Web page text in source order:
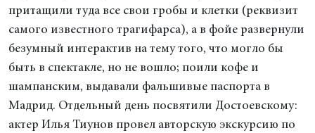
притащили туда все свои гробы и клетки (реквизит
самого известного трагифарса), а в фойе развернули
безумный интерактив на тему того, что могло бы
быть в спектакле, но не вошло; поили кофе и
шампанским, выдавали фальшивые паспорта в
Мадрид. Отдельный день посвятили Достоевскому:
актер Илья Тиунов провел авторскую экскурсию по